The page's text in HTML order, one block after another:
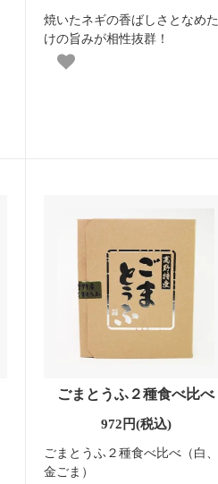
焼いたネギの香ばしさとなめた
けの旨みが相性抜群！
ごまとうふ２種食べ比べ
972円(税込)
ごまとうふ２種食べ比べ（白、
金ごま）